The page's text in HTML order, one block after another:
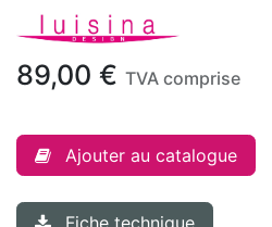
89,00 € TVA comprise
Ajouter au catalogue